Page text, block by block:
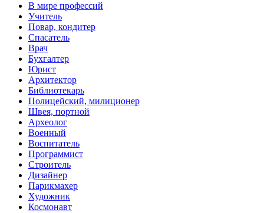
В мире профессий
Учитель
Повар, кондитер
Спасатель
Врач
Бухгалтер
Юрист
Архитектор
Библиотекарь
Полицейский, милиционер
Швея, портной
Археолог
Военный
Воспитатель
Программист
Строитель
Дизайнер
Парикмахер
Художник
Космонавт